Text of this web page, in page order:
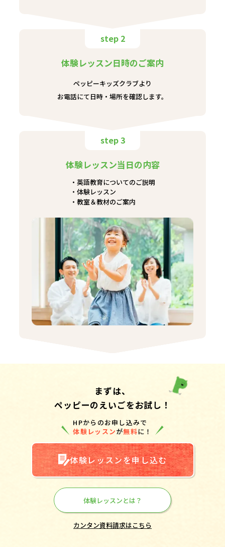
step 2
体験レッスン日時のご案内
ペッピーキッズクラブより
お電話にて日時・場所を確認します。
step 3
体験レッスン当日の内容
英語教育についてのご説明
体験レッスン
教室＆教材のご案内
まずは、
ペッピーのえいごをお試し！
HPからのお申し込みで
体験レッスンが無料に！
体験レッスンを申し込む
体験レッスンとは？
カンタン資料請求はこちら